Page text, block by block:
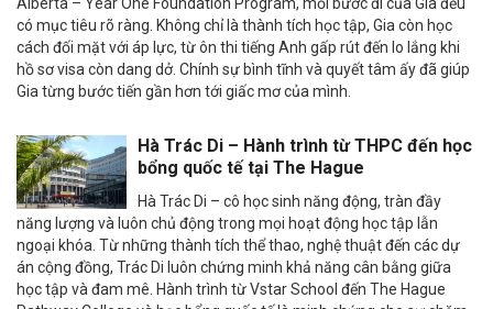
Alberta – Year One Foundation Program, mỗi bước đi của Gia đều
có mục tiêu rõ ràng. Không chỉ là thành tích học tập, Gia còn học
cách đối mặt với áp lực, từ ôn thi tiếng Anh gấp rút đến lo lắng khi
hồ sơ visa còn dang dở. Chính sự bình tĩnh và quyết tâm ấy đã giúp
Gia từng bước tiến gần hơn tới giấc mơ của mình.
Hà Trác Di – Hành trình từ THPC đến học
bổng quốc tế tại The Hague
Hà Trác Di – cô học sinh năng động, tràn đầy
năng lượng và luôn chủ động trong mọi hoạt động học tập lẫn
ngoại khóa. Từ những thành tích thể thao, nghệ thuật đến các dự
án cộng đồng, Trác Di luôn chứng minh khả năng cân bằng giữa
học tập và đam mê. Hành trình từ Vstar School đến The Hague